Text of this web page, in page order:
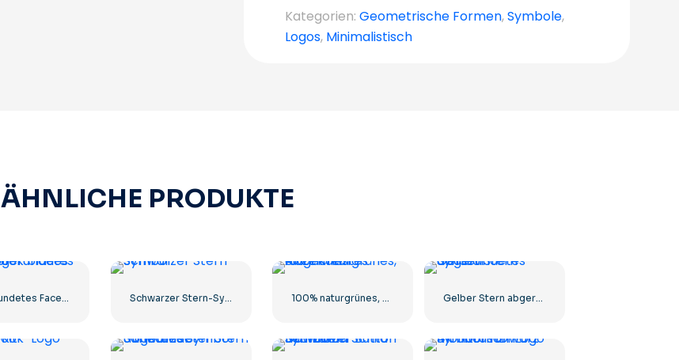
Kategorien: Geometrische Formen,Symbole,
Logos, Minimalistisch
ÄHNLICHE PRODUKTE
Abgerundetes Facebook-Symbol mit blauem Farbverlauf Schwarzer Stern-Symbol 100% naturgrünes, eingekreistes Abzeichen Gelber Stern abgerundetes Symbol